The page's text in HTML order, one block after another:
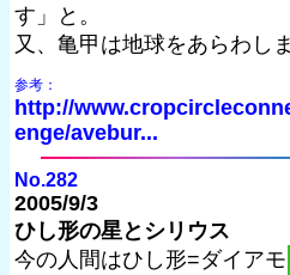
す」と。
又、亀甲は地球をあらわしま
参考：
http://
enge/avebur...
No.282
2005/9/3
ひし形の星とシリウス
今の人間はひし形=ダイアモ